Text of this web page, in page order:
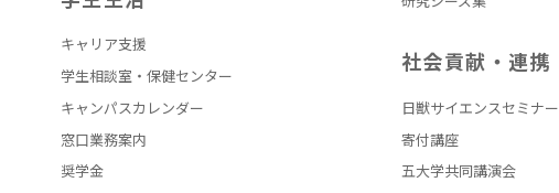
キャリア支援
学生相談室・保健センター
キャンパスカレンダー
窓口業務案内
奨学金
社会貢献・連携
日獣サイエンスセミナー
寄付講座
五大学共同講演会